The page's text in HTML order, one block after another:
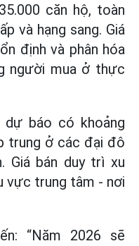
căn hộ, toàn
và hạng sang. Giá
định và phân hóa
người mua ở thực
báo có khoảng
trung ở các đại đô
Giá bán duy trì xu
vực trung tâm - nơi
“Năm 2026 sẽ